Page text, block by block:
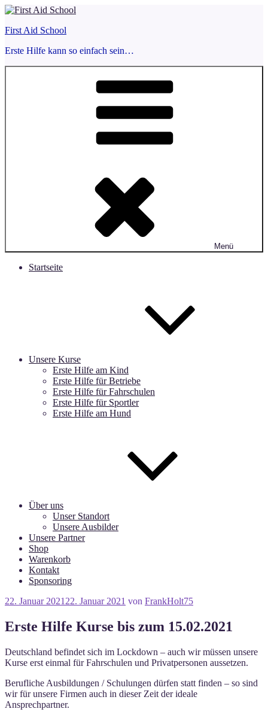
Zum
springen
First Aid School
Erste Hilfe kann so einfach sein…
Menü
Startseite
Unsere Kurse
Erste Hilfe am Kind
Erste Hilfe für Betriebe
Erste Hilfe für Fahrschulen
Erste Hilfe für Sportler
Erste Hilfe am Hund
Über uns
Unser Standort
Unsere Ausbilder
Unsere Partner
Shop
Warenkorb
Kontakt
Sponsoring
Veröffentlicht
22. Januar 2021 22. Januar 2021 von FrankHolt75
Erste Hilfe Kurse bis zum 15.02.2021
Deutschland befindet sich im Lockdown – auch wir müssen unsere
Kurse erst einmal für Fahrschulen und Privatpersonen aussetzen.
Berufliche Ausbildungen / Schulungen dürfen statt finden – so sind
wir für unsere Firmen auch in dieser Zeit der ideale
Ansprechpartner.